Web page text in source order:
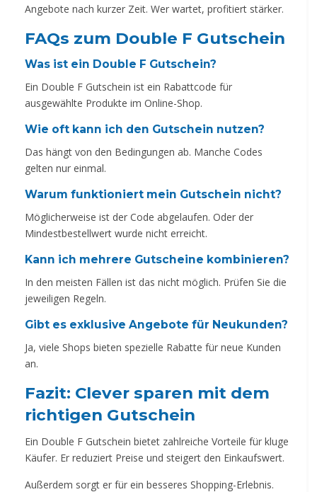
Angebote nach kurzer Zeit. Wer wartet, profitiert stärker.
FAQs zum Double F Gutschein
Was ist ein Double F Gutschein?
Ein Double F Gutschein ist ein Rabattcode für
ausgewählte Produkte im Online-Shop.
Wie oft kann ich den Gutschein nutzen?
Das hängt von den Bedingungen ab. Manche Codes
gelten nur einmal.
Warum funktioniert mein Gutschein nicht?
Möglicherweise ist der Code abgelaufen. Oder der
Mindestbestellwert wurde nicht erreicht.
Kann ich mehrere Gutscheine kombinieren?
In den meisten Fällen ist das nicht möglich. Prüfen Sie die
jeweiligen Regeln.
Gibt es exklusive Angebote für Neukunden?
Ja, viele Shops bieten spezielle Rabatte für neue Kunden
an.
Fazit: Clever sparen mit dem
richtigen Gutschein
Ein Double F Gutschein bietet zahlreiche Vorteile für kluge
Käufer. Er reduziert Preise und steigert den Einkaufswert.
Außerdem sorgt er für ein besseres Shopping-Erlebnis.